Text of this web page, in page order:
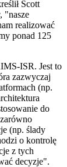
Scott
"nasze
realizować
ponad 125
ISR. Jest to
zazwyczaj
(np.
do
(np. ślady
o kontrolę
z tych
decyzje".